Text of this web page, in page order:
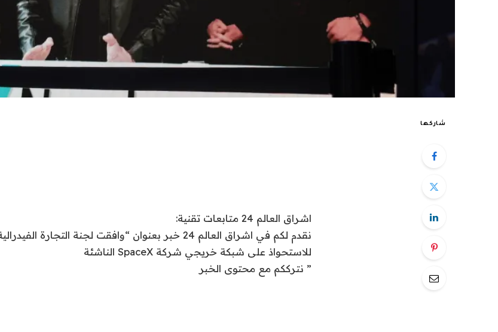
شاركها
اشراق العالم 24 متابعات تقنية:
للاستحواذ على شبكة خريجي شركة SpaceX الناشئة
” نترككم مع محتوى الخبر